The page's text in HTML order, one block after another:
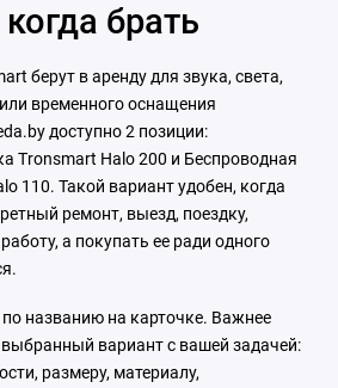
нет
Поддержка потоковых сервисов:
Пыле-, влаго-, ударопрочность: IPX6
автокалибровки звука: нет
Тип: Bluetooth
фирменное приложение, кнопки/
Частотный диапазон: 40 — 20 000
брать
берут в аренду для звука, света,
временного оснащения
доступно 2 позиции:
Tronsmart Halo 200 и Беспроводная
110. Такой вариант удобен, когда
ремонт, выезд, поездку,
а покупать ее ради одного
названию на карточке. Важнее
выбранный вариант с вашей задачей:
размеру, материалу,